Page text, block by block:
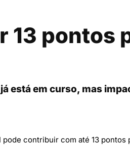
13 pontos
está em curso, mas
contribuir com até 13 pontos